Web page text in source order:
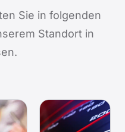
Sie in folgenden
Standort in